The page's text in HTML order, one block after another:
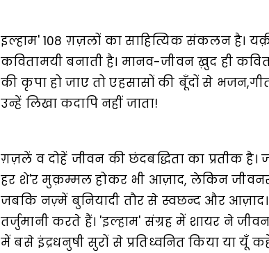
इल्हाम' 108 ग़ज़लों का साहित्यिक संकलन है।
कवितामयी बनाती है। मानव-जीवन ख़ुद ही
की कृपा हो जाए तो एहसासों की बूँदों से
उन्हें लिखा कदापि नहीं जाता!
ग़ज़लें व दोहें जीवन की छंदबद्धिता का प्रतीक
हर शे'र मुक़म्मल होकर भी आज़ाद, लेकिन
जबकि नज़्में बुनियादी तौर से स्वछन्द और
तर्जुमानी करते हैं। 'इल्हाम' संग्रह में शायर ने
में बसे इंद्रधनुषी सुरों से प्रतिध्वनित किया या